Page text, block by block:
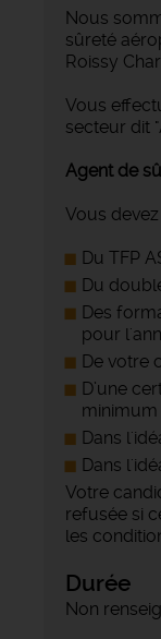
Nous
sûreté
Roissy
Vous
secteur dit
Agent de
Vous devez
Du TFP
Du
Des
pour
De votre
D’une
minimum
Dans
Dans
Votre
refusée si
les
Durée
Non